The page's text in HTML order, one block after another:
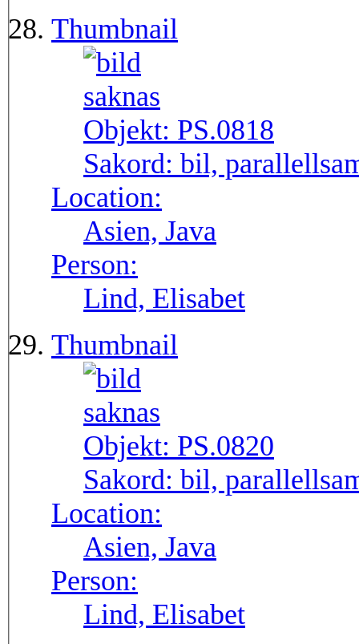
Thumbnail
Objekt: PS.0818
Sakord: bil,
Location:
Asien, Java
Person:
Lind, Elisabet
Thumbnail
Objekt: PS.0820
Sakord: bil,
Location:
Asien, Java
Person:
Lind, Elisabet